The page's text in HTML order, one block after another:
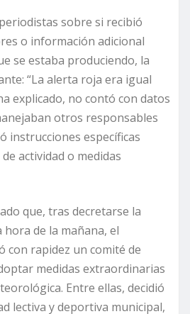
sobre si recibió
o información adicional
se estaba produciendo, la
“La alerta roja era igual
explicado, no contó con datos
otros responsables
instrucciones específicas
actividad o medidas
que, tras decretarse la
de la mañana, el
con rapidez un comité de
medidas extraordinarias
Entre ellas, decidió
lectiva y deportiva municipal,